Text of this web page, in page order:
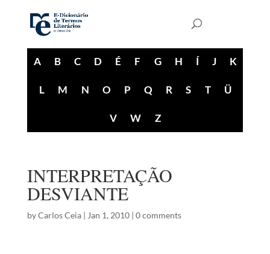
A B C D É F G H Í J K
L M N O P Q R S T Ü
V W Z
INTERPRETAÇÃO
DESVIANTE
byCarlos Ceia| Jan 1, 2010| 0 comments